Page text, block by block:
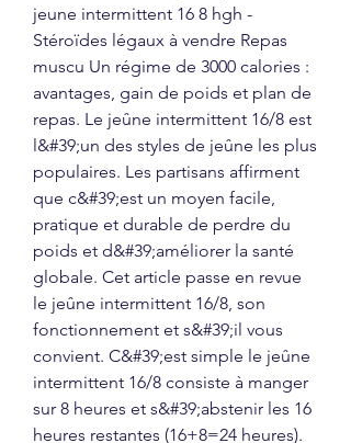
jeune intermittent 16 8 hgh -
Stéroïdes légaux à vendre Repas
muscu Un régime de 3000 calories :
avantages, gain de poids et plan de
repas. Le jeûne intermittent 16/8 est
l&#39;un des styles de jeûne les plus
populaires. Les partisans affirment
que c&#39;est un moyen facile,
pratique et durable de perdre du
poids et d&#39;améliorer la santé
globale. Cet article passe en revue
le jeûne intermittent 16/8, son
fonctionnement et s&#39;il vous
convient. C&#39;est simple le jeûne
intermittent 16/8 consiste à manger
sur 8 heures et s&#39;abstenir les 16
heures restantes (16+8=24 heures).